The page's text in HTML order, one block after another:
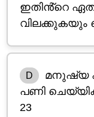
ഇതിൻ്റെ
വിലക്കുകയും
D
മനുഷ്യ
പണി
23